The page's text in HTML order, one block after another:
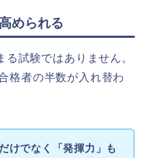
められる
試験ではありません。
格者の半数が入れ替わ
けでなく「発揮力」も